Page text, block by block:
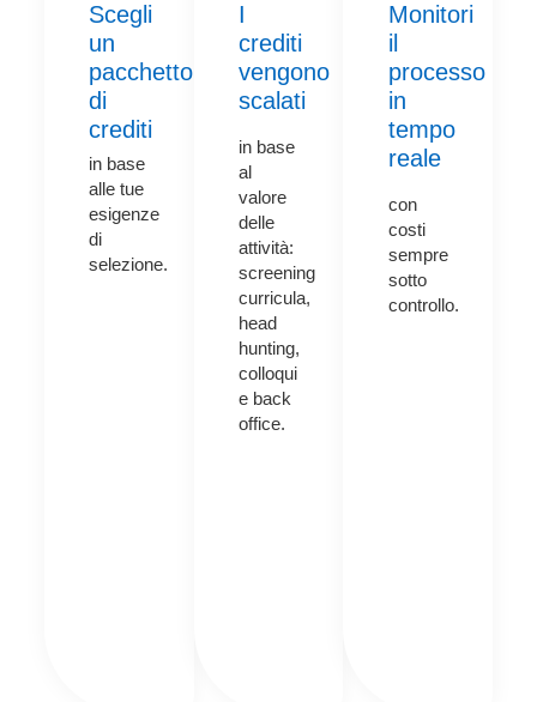
Scegli
un
pacchetto
di
crediti
in base
alle tue
esigenze
di
selezione.
I
crediti
vengono
scalati
in base
al
valore
delle
attività:
screening
curricula,
head
hunting,
colloqui
e back
office.
Monitori
il
processo
in
tempo
reale
con
costi
sempre
sotto
controllo.